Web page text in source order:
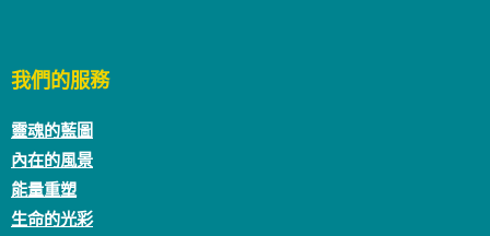
我們的服務
靈魂的藍圖
內在的風景
能量重塑
生命的光彩